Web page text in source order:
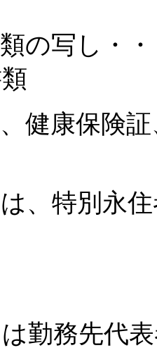
の写し・
、健康保険
は、特別永
は勤務先代